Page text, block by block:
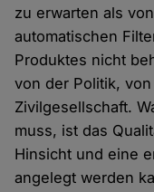
zu erwarten als
automatischen
Produktes nicht
von der Politik,
Zivilgesellschaft.
muss, ist das
Hinsicht und eine
angelegt werden